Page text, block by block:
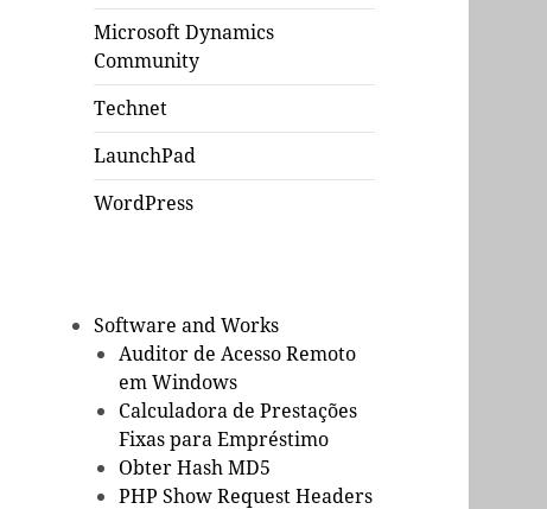
Microsoft Dynamics
Community
Technet
LaunchPad
WordPress
Software and Works
Auditor de Acesso Remoto
em Windows
Calculadora de Prestações
Fixas para Empréstimo
Obter Hash MD5
PHP Show Request Headers